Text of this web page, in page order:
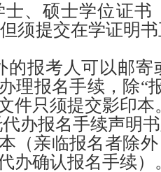
士、硕士学位证书
须提交在学证明
的报考人可以邮
理报名手续，除“
件只须提交影印本
办报名手续声明
（亲临报名者除
办确认报名手续）